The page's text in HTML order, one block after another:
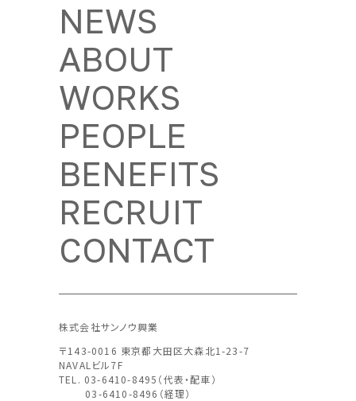
NEWS
ABOUT
WORKS
PEOPLE
BENEFITS
RECRUIT
CONTACT
株式会社サンノウ興業
〒143-0016 東京都大田区大森北1-23-7
NAVALビル7F
TEL. 03-6410-8495（代表・配車）
03-6410-8496（経理）